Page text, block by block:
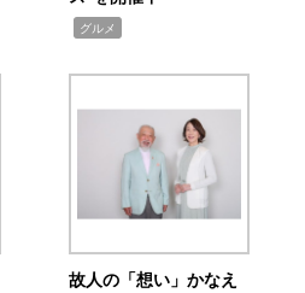
グルメ
故人の「想い」かなえ